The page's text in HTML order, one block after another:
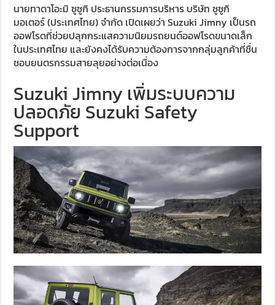
นายทาดาโอะมิ ซูซูกิ ประธานกรรมการบริหาร บริษัท ซูซูกิ
มอเตอร์ (ประเทศไทย) จำกัด เปิดเผยว่า Suzuki Jimny เป็นรถ
ออฟโรดที่ช่วยปลุกกระแสความนิยมรถยนต์ออฟโรดขนาดเล็ก
ในประเทศไทย และยังคงได้รับความต้องการจากกลุ่มลูกค้าที่ชื่น
ชอบยนตรกรรมสายลุยอย่างต่อเนื่อง
Suzuki Jimny เพิ่มระบบความ
ปลอดภัย Suzuki Safety
Support